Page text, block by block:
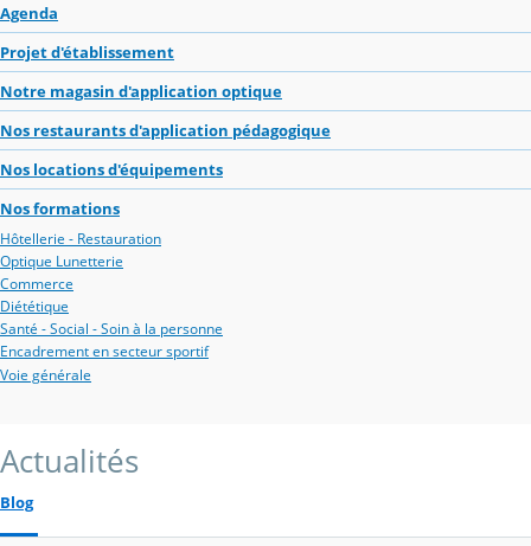
Agenda
Projet d'établissement
Notre magasin d'application optique
Nos restaurants d'application pédagogique
Nos locations d'équipements
Nos formations
Hôtellerie - Restauration
Optique Lunetterie
Commerce
Diététique
Santé - Social - Soin à la personne
Encadrement en secteur sportif
Voie générale
Actualités
Blog